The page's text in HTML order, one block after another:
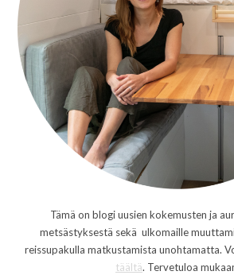
Tämä on blogi uusien kokemusten ja
metsästyksestä sekä ulkomaille
reissupakulla matkustamista unohtamatta.
täältä. Tervetuloa